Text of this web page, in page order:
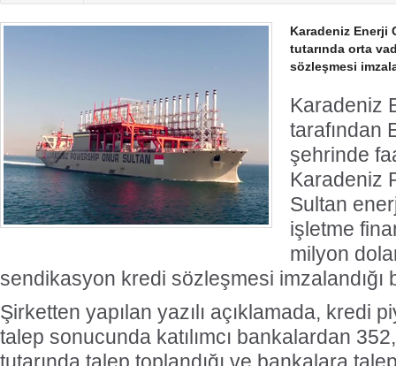
Karadeniz Enerji
tutarında orta
sözleşmesi
Karadeniz
tarafından
şehrinde
Karadeniz
Sultan
işletme
milyon
sendikasyon kredi sözleşmesi imzalandığı
Şirketten yapılan yazılı açıklamada, kredi
talep sonucunda katılımcı bankalardan